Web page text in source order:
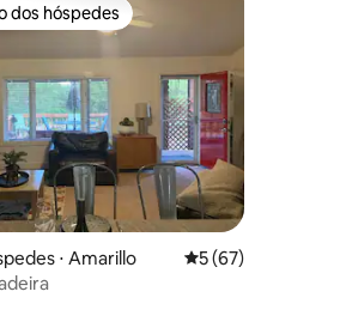
de 5, 83 avaliações
preferidos dos hóspedes
dos hóspedes
⋅ Amarillo 5 de uma
5 (67)